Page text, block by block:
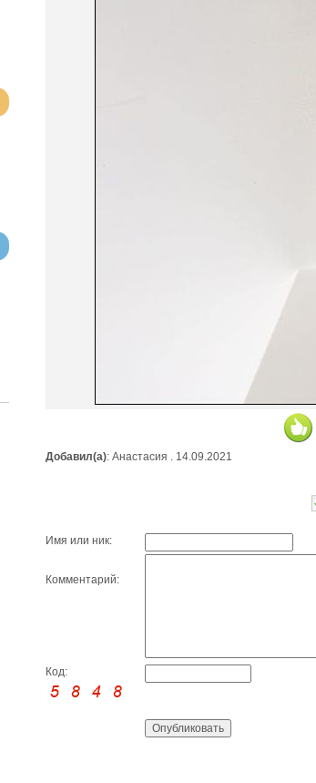
Добавил(а): Анастасия . 14.09.2021
Имя или ник:
Комментарий:
Код: